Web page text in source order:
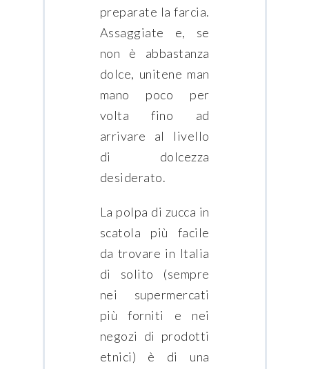
preparate la farcia.
Assaggiate e, se
non è abbastanza
dolce, unitene man
mano poco per
volta fino ad
arrivare al livello
di dolcezza
desiderato.
La polpa di zucca in
scatola più facile
da trovare in Italia
di solito (sempre
nei supermercati
più forniti e nei
negozi di prodotti
etnici) è di una